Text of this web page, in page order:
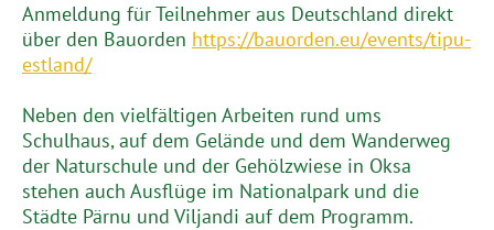
Anmeldung für Teilnehmer aus Deutschland direkt
über den Bauorden https://bauorden.eu/events/tipu-
estland/
Neben den vielfältigen Arbeiten rund ums
Schulhaus, auf dem Gelände und dem Wanderweg
der Naturschule und der Gehölzwiese in Oksa
stehen auch Ausflüge im Nationalpark und die
Städte Pärnu und Viljandi auf dem Programm.